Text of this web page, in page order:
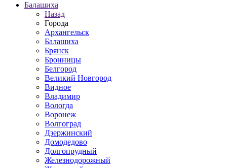
Балашиха
Назад
Города
Архангельск
Балашиха
Брянск
Бронницы
Белгород
Великий Новгород
Видное
Владимир
Вологда
Воронеж
Волгоград
Дзержинский
Домодедово
Долгопрудный
Железнодорожный